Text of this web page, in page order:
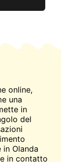
online,
una
in
del
Olanda
in contatto